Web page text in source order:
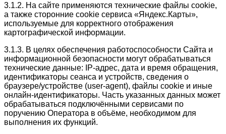
3.1.2. На сайте применяются технические файлы cookie,
а также сторонние cookie сервиса «Яндекс.Карты»,
используемые для корректного отображения
картографической информации.
3.1.3. В целях обеспечения работоспособности Сайта и
информационной безопасности могут обрабатываться
технические данные: IP-адрес, дата и время обращения,
идентификаторы сеанса и устройств, сведения о
браузере/устройстве (user-agent), файлы cookie и иные
онлайн-идентификаторы. Часть указанных данных может
обрабатываться подключёнными сервисами по
поручению Оператора в объёме, необходимом для
выполнения их функций.